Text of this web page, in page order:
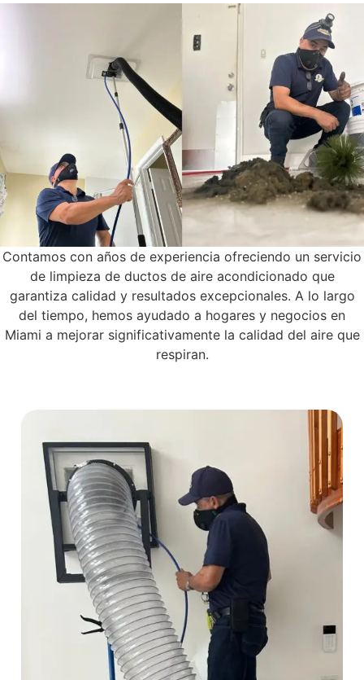
Contamos con años de experiencia ofreciendo un servicio
de limpieza de ductos de aire acondicionado que
garantiza calidad y resultados excepcionales. A lo largo
del tiempo, hemos ayudado a hogares y negocios en
Miami a mejorar significativamente la calidad del aire que
respiran.